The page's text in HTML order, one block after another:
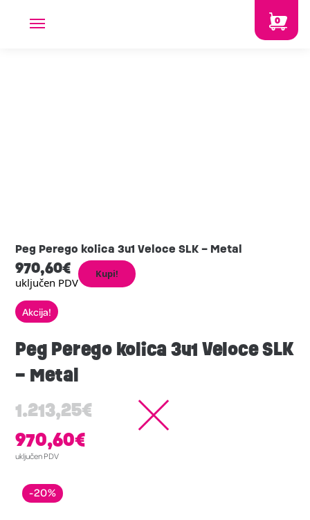
0
Peg Perego kolica 3u1 Veloce SLK – Metal
970,60€
uključen PDV
Kupi!
Akcija!
Peg Perego kolica 3u1 Veloce SLK
– Metal
1.213,25€
970,60€
uključen PDV
-20%